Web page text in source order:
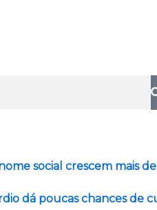
social crescem mais
dá poucas chances de